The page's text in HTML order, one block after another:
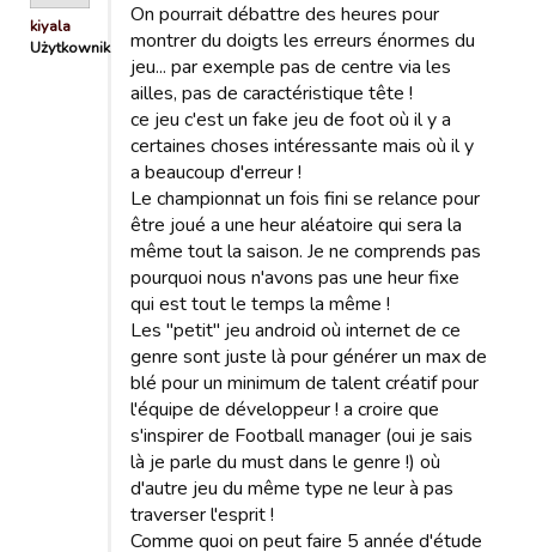
kiyala
Użytkownik
On pourrait débattre des heures pour
montrer du doigts les erreurs énormes du
jeu... par exemple pas de centre via les
ailles, pas de caractéristique tête !
ce jeu c'est un fake jeu de foot où il y a
certaines choses intéressante mais où il y
a beaucoup d'erreur !
Le championnat un fois fini se relance pour
être joué a une heur aléatoire qui sera la
même tout la saison. Je ne comprends pas
pourquoi nous n'avons pas une heur fixe
qui est tout le temps la même !
Les "petit" jeu android où internet de ce
genre sont juste là pour générer un max de
blé pour un minimum de talent créatif pour
l'équipe de développeur ! a croire que
s'inspirer de Football manager (oui je sais
là je parle du must dans le genre !) où
d'autre jeu du même type ne leur à pas
traverser l'esprit !
Comme quoi on peut faire 5 année d'étude